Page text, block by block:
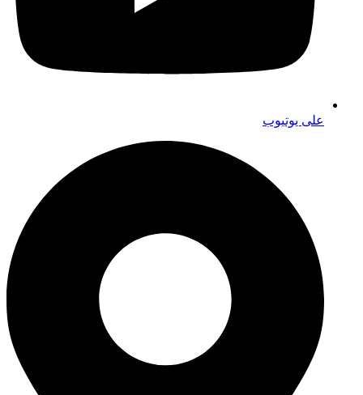
على يوتيوب